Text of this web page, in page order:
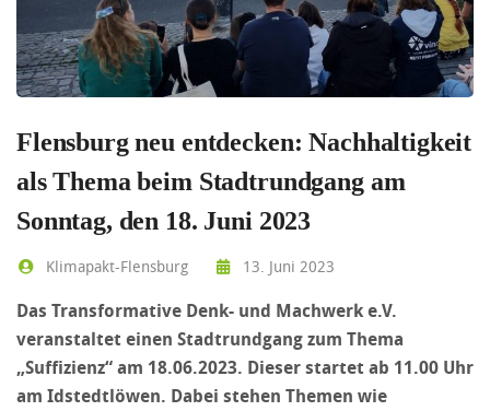
Flensburg neu entdecken: Nachhaltigkeit
als Thema beim Stadtrundgang am
Sonntag, den 18. Juni 2023
Klimapakt-Flensburg 13. Juni 2023
Das Transformative Denk- und Machwerk e.V.
veranstaltet einen Stadtrundgang zum Thema
„Suffizienz“ am 18.06.2023. Dieser startet ab 11.00 Uhr
am Idstedtlöwen. Dabei stehen Themen wie